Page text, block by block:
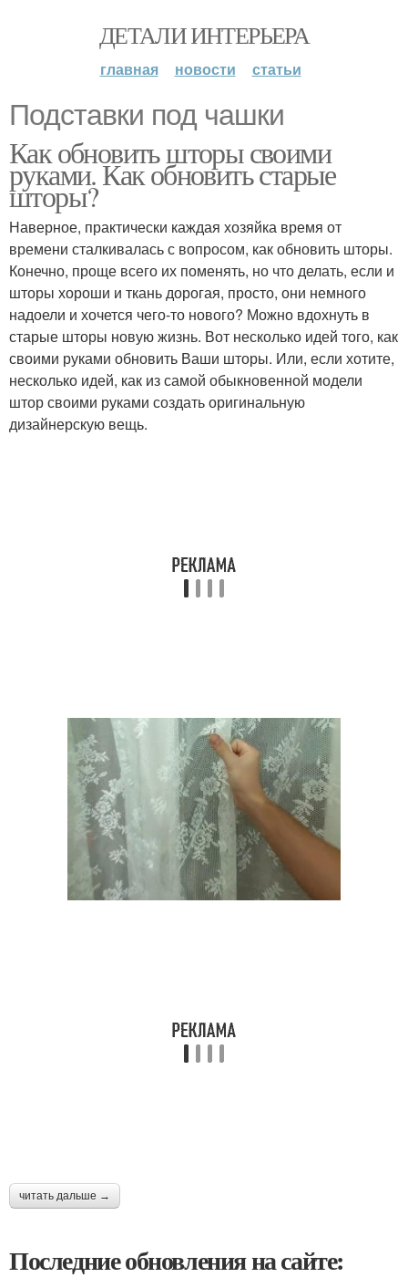
ДЕТАЛИ ИНТЕРЬЕРА
главная новости статьи
Подставки под чашки
Как обновить шторы своими
руками. Как обновить старые
шторы?
Наверное, практически каждая хозяйка время от
времени сталкивалась с вопросом, как обновить шторы.
Конечно, проще всего их поменять, но что делать, если и
шторы хороши и ткань дорогая, просто, они немного
надоели и хочется чего-то нового? Можно вдохнуть в
старые шторы новую жизнь. Вот несколько идей того, как
своими руками обновить Ваши шторы. Или, если хотите,
несколько идей, как из самой обыкновенной модели
штор своими руками создать оригинальную
дизайнерскую вещь.
читать дальше →
Последние обновления на сайте: